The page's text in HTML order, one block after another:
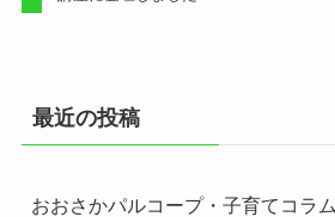
最近の投稿
おおさかパルコープ・子育てコラ